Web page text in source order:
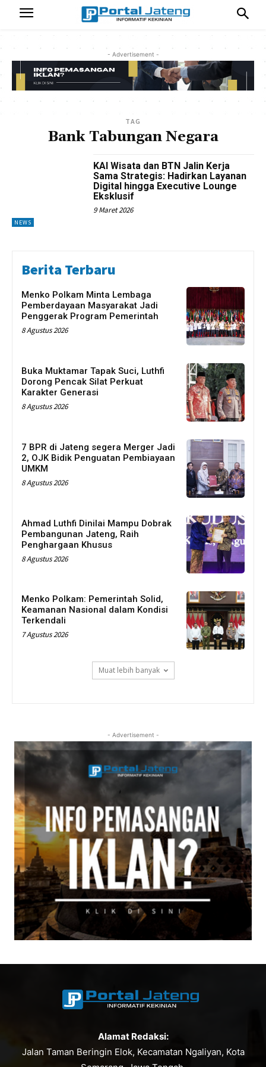
- Advertisement -
TAG
Bank Tabungan Negara
NEWS
KAI Wisata dan BTN Jalin Kerja
Sama Strategis: Hadirkan Layanan
Digital hingga Executive Lounge
Eksklusif
9 Maret 2026
Berita Terbaru
Menko Polkam Minta Lembaga
Pemberdayaan Masyarakat Jadi
Penggerak Program Pemerintah
8 Agustus 2026
Buka Muktamar Tapak Suci, Luthfi
Dorong Pencak Silat Perkuat
Karakter Generasi
8 Agustus 2026
7 BPR di Jateng segera Merger Jadi
2, OJK Bidik Penguatan Pembiayaan
UMKM
8 Agustus 2026
Ahmad Luthfi Dinilai Mampu Dobrak
Pembangunan Jateng, Raih
Penghargaan Khusus
8 Agustus 2026
Menko Polkam: Pemerintah Solid,
Keamanan Nasional dalam Kondisi
Terkendali
7 Agustus 2026
Muat lebih banyak
- Advertisement -
Alamat Redaksi:
Jalan Taman Beringin Elok, Kecamatan Ngaliyan, Kota